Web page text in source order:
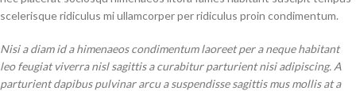
scelerisque ridiculus mi ullamcorper per ridiculus proin condimentum.
Nisi a diam id a himenaeos condimentum laoreet per a neque habitant
leo feugiat viverra nisl sagittis a curabitur parturient nisi adipiscing. A
parturient dapibus pulvinar arcu a suspendisse sagittis mus mollis at a